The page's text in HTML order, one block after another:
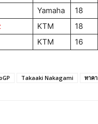
Yamaha 18
KTM 18
KTM 16
Takaaki Nakagami ทาค